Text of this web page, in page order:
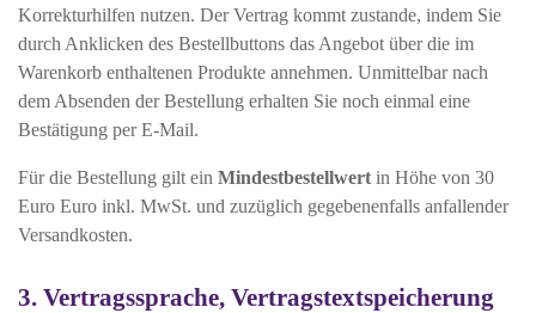
Korrekturhilfen nutzen. Der Vertrag kommt zustande, indem Sie
durch Anklicken des Bestellbuttons das Angebot über die im
Warenkorb enthaltenen Produkte annehmen. Unmittelbar nach
dem Absenden der Bestellung erhalten Sie noch einmal eine
Bestätigung per E-Mail.
Für die Bestellung gilt ein Mindestbestellwert in Höhe von 30
Euro Euro inkl. MwSt. und zuzüglich gegebenenfalls anfallender
Versandkosten.
3. Vertragssprache, Vertragstextspeicherung